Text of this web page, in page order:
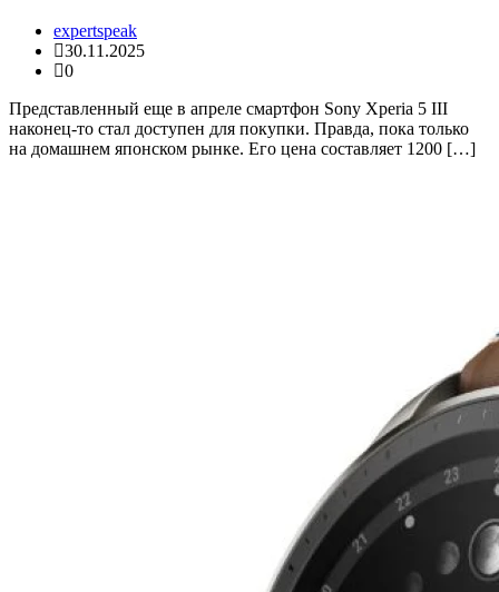
expertspeak
30.11.2025
0
Представленный еще в апреле смартфон Sony Xperia 5 III
наконец-то стал доступен для покупки. Правда, пока только
на домашнем японском рынке. Его цена составляет 1200 […]